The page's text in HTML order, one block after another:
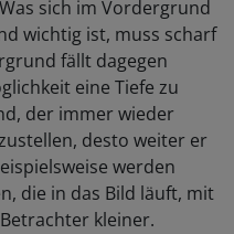
sich im Vordergrund
wichtig ist, muss scharf
fällt dagegen
eine Tiefe zu
der immer wieder
desto weiter er
werden
die in das Bild läuft, mit
kleiner.